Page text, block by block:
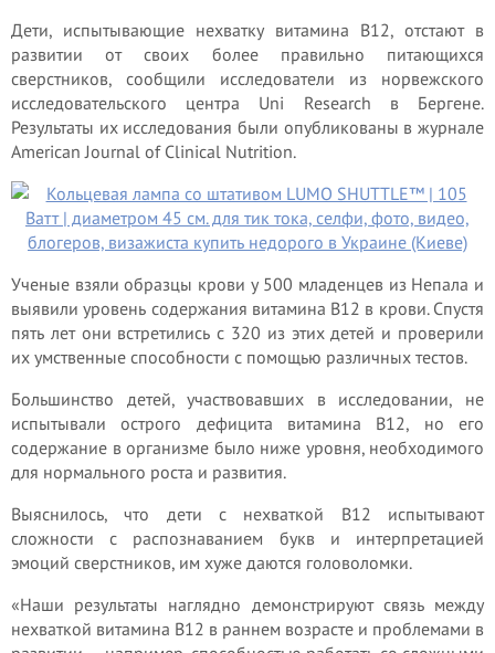
Дети, испытывающие нехватку витамина В12, отстают в
развитии от своих более правильно питающихся
сверстников, сообщили исследователи из норвежского
исследовательского центра Uni Research в Бергене.
Результаты их исследования были опубликованы в журнале
American Journal of Clinical Nutrition.
Ученые взяли образцы крови у 500 младенцев из Непала и
выявили уровень содержания витамина В12 в крови. Спустя
пять лет они встретились с 320 из этих детей и проверили
их умственные способности с помощью различных тестов.
Большинство детей, участвовавших в исследовании, не
испытывали острого дефицита витамина В12, но его
содержание в организме было ниже уровня, необходимого
для нормального роста и развития.
Выяснилось, что дети с нехваткой В12 испытывают
сложности с распознаванием букв и интерпретацией
эмоций сверстников, им хуже даются головоломки.
«Наши результаты наглядно демонстрируют связь между
нехваткой витамина В12 в раннем возрасте и проблемами в